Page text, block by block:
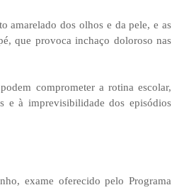
amarelado dos olhos e da pele, e as
que provoca inchaço doloroso nas
comprometer a rotina escolar,
e à imprevisibilidade dos episódios
exame oferecido pelo Programa